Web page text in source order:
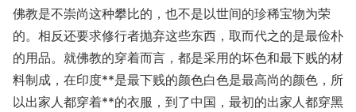
佛教是不崇尚这种攀比的，也不是以世间的珍稀宝物为荣
的。相反还要求修行者抛弃这些东西，取而代之的是最俭朴
的用品。就佛教的穿着而言，都是采用的坏色和最下贱的材
料制成，在印度**是最下贱的颜色白色是最高尚的颜色，所
以出家人都穿着**的衣服，到了中国，最初的出家人都穿黑